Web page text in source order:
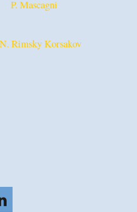
Mascagni
Rimsky Korsakov